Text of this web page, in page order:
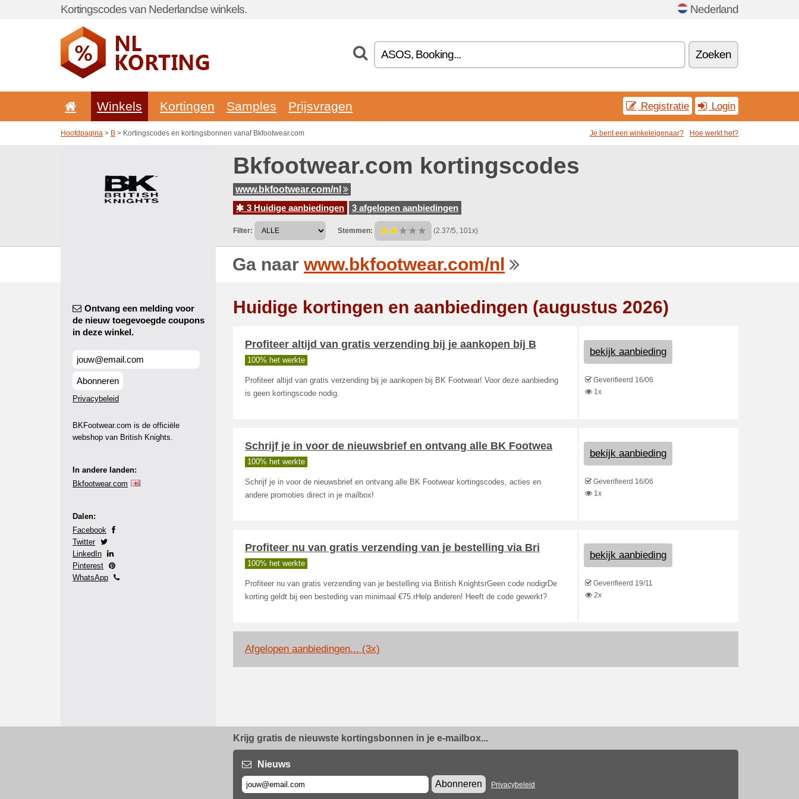
Kortingscodes van Nederlandse winkels. Nederland
Zoeken
Winkels Kortingen Samples Prijsvragen Registratie Login
Hoofdpagina > B > Kortingscodes en kortingsbonnen vanaf Bkfootwear.com Je bent een winkeleigenaar? Hoe werkt het?
Bkfootwear.com kortingscodes
www.bkfootwear.com/nl
3 Huidige aanbiedingen
3 afgelopen aanbiedingen
Filter: Stemmen: (2.37/5, 101x)
Ga naar www.bkfootwear.com/nl
Ontvang een melding voor
de nieuw toegevoegde coupons
in deze winkel.
Abonneren
Privacybeleid
BKFootwear.com is de officiële
webshop van British Knights.
In andere landen:
Bkfootwear.com
Dalen:
Facebook
Twitter
LinkedIn
Pinterest
WhatsApp
Huidige kortingen en aanbiedingen (augustus 2026)
Profiteer altijd van gratis verzending bij je aankopen bij B
100% het werkte
Profiteer altijd van gratis verzending bij je aankopen bij BK Footwear! Voor deze aanbieding
is geen kortingscode nodig.
bekijk aanbieding
Geverifieerd 16/06
1x
Schrijf je in voor de nieuwsbrief en ontvang alle BK Footwea
100% het werkte
Schrijf je in voor de nieuwsbrief en ontvang alle BK Footwear kortingscodes, acties en
andere promoties direct in je mailbox!
bekijk aanbieding
Geverifieerd 16/06
1x
Profiteer nu van gratis verzending van je bestelling via Bri
100% het werkte
Profiteer nu van gratis verzending van je bestelling via British KnightsrGeen code nodigrDe
korting geldt bij een besteding van minimaal €75.rHelp anderen! Heeft de code gewerkt?
bekijk aanbieding
Geverifieerd 19/11
2x
Afgelopen aanbiedingen... (3x)
Krijg gratis de nieuwste kortingsbonnen in je e-mailbox...
Nieuws
Abonneren
Privacybeleid